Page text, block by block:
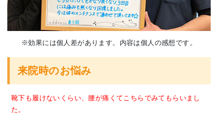
※効果には個人差があります。内容は個人の感想です。
来院時のお悩み
靴下も履けないくらい、腰が痛くてこちらでみてもらいまし
た。